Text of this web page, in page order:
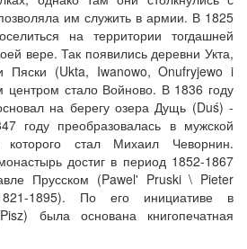
им служить в армии. В 1825
на территории тогдашней
вере. Так появились деревни Укта,
Пяски (Ukta, Iwanowo, Onufryjewo i
центром стало Войново. В 1836 году
на берегу озера Дущь (Duś) -
году преобразовалась в мужской
которого стал Михаил Чеворнин.
достиг в период 1852-1867
Прусском (Pawel' Pruski \ Pieter
1895). По его инициативе в
была основана книгопечатная